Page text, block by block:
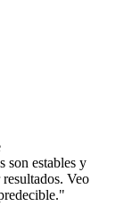
son estables y
Veo
"